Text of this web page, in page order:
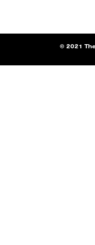
© 2021